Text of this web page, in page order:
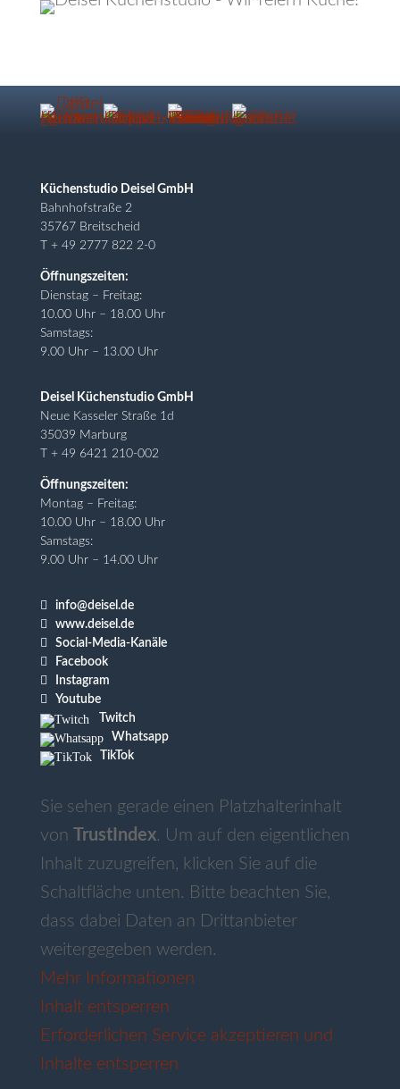
Küchenstudio Deisel GmbH
Bahnhofstraße 2
35767 Breitscheid
T + 49 2777 822 2-0
Öffnungszeiten:
Dienstag – Freitag:
10.00 Uhr – 18.00 Uhr
Samstags:
9.00 Uhr – 13.00 Uhr
Deisel Küchenstudio GmbH
Neue Kasseler Straße 1d
35039 Marburg
T + 49 6421 210-002
Öffnungszeiten:
Montag – Freitag:
10.00 Uhr – 18.00 Uhr
Samstags:
9.00 Uhr – 14.00 Uhr
 info@deisel.de
 www.deisel.de
 Social-Media-Kanäle
 Facebook
 Instagram

Youtube
Twitch
Whatsapp
TikTok
Sie sehen gerade einen Platzhalterinhalt
von
TrustIndex. Um auf den eigentlichen
Inhalt zuzugreifen, klicken Sie auf die
Schaltfläche unten. Bitte beachten Sie,
dass dabei Daten an Drittanbieter
weitergegeben werden.
Mehr Informationen
Inhalt entsperren
Erforderlichen Service akzeptieren und
Inhalte entsperren